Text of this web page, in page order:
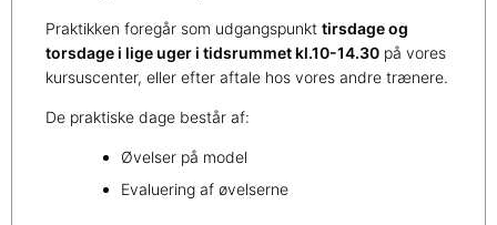
Praktikken foregår som udgangspunkt tirsdage og
torsdage i lige uger i tidsrummet kl.10-14.30 på vores
kursuscenter, eller efter aftale hos vores andre trænere.
De praktiske dage består af:
Øvelser på model
Evaluering af øvelserne